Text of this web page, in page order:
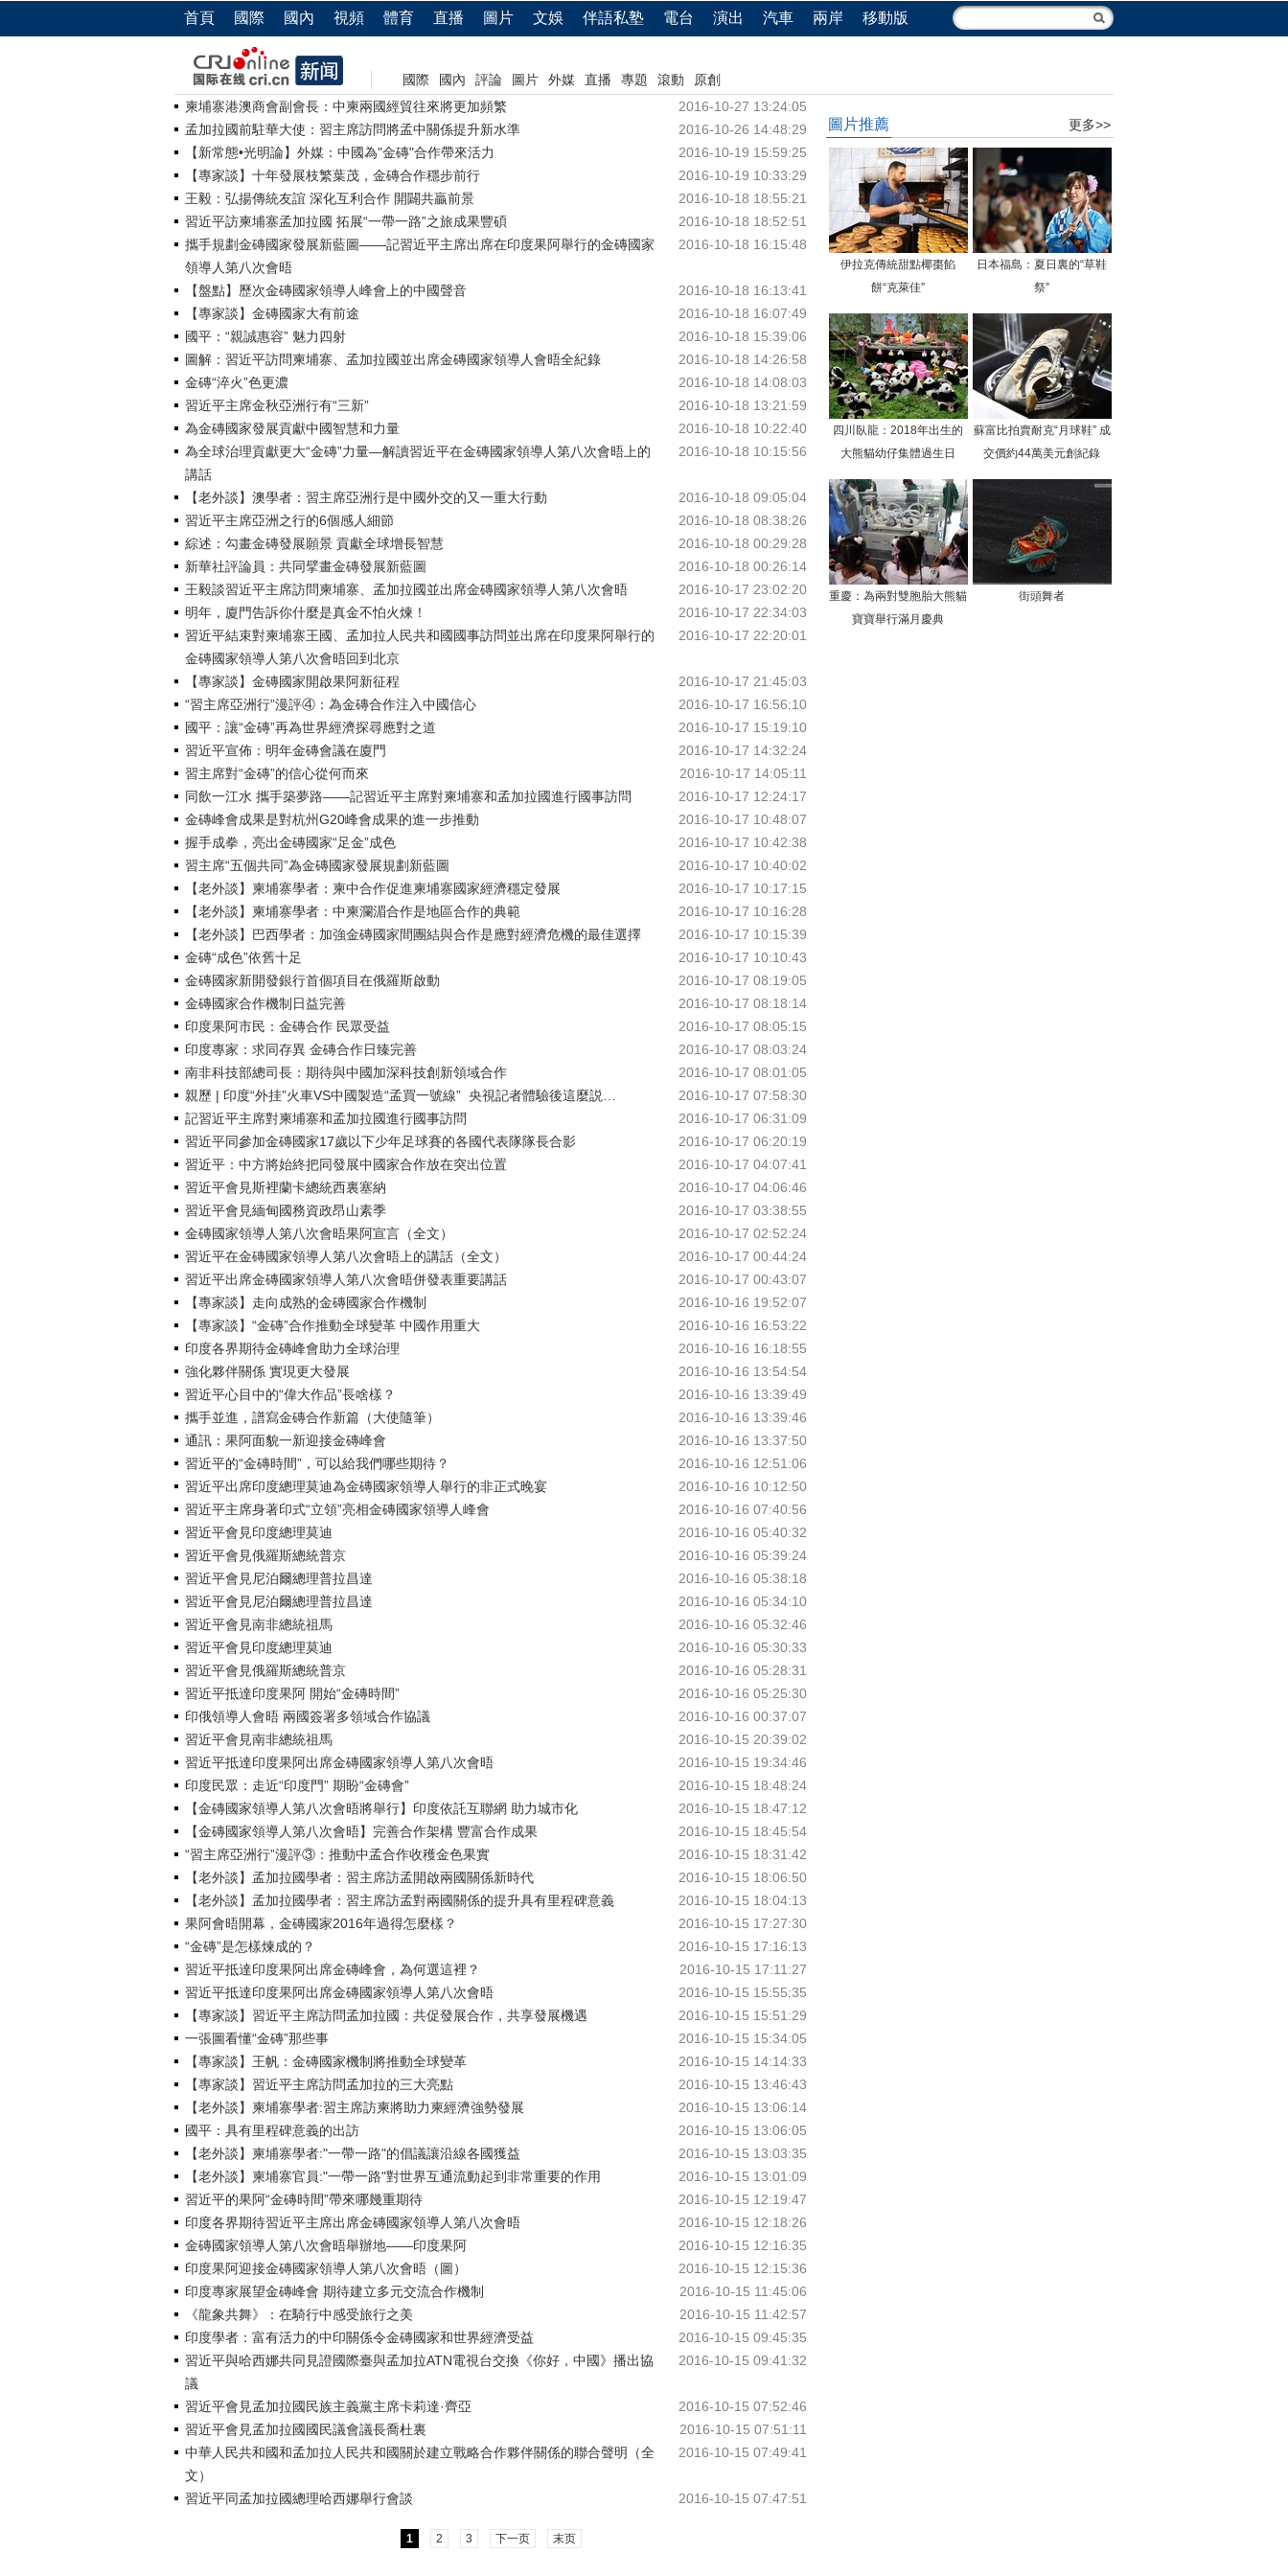
首頁 國際 國內 視頻 體育 直播 圖片 文娛 伴語私塾 電台 演出 汽車 兩岸 移動版
國際 國內 評論 圖片 外媒 直播 專題 滾動
原創
2016-10-27 13:24:05
柬埔寨港澳商會副會長：中柬兩國經貿往來將更加頻繁
2016-10-26 14:48:29
孟加拉國前駐華大使：習主席訪問將孟中關係提升新水準
2016-10-19 15:59:25
【新常態•光明論】外媒：中國為"金磚"合作帶來活力
2016-10-19 10:33:29
【專家談】十年發展枝繁葉茂，金磚合作穩步前行
2016-10-18 18:55:21
王毅：弘揚傳統友誼 深化互利合作 開闢共贏前景
2016-10-18 18:52:51
習近平訪柬埔寨孟加拉國 拓展“一帶一路”之旅成果豐碩
2016-10-18 16:15:48
攜手規劃金磚國家發展新藍圖——記習近平主席出席在印度果阿舉行的金磚國家
領導人第八次會晤
2016-10-18 16:13:41
【盤點】歷次金磚國家領導人峰會上的中國聲音
2016-10-18 16:07:49
【專家談】金磚國家大有前途
2016-10-18 15:39:06
國平：“親誠惠容” 魅力四射
2016-10-18 14:26:58
圖解：習近平訪問柬埔寨、孟加拉國並出席金磚國家領導人會晤全紀錄
2016-10-18 14:08:03
金磚“淬火”色更濃
2016-10-18 13:21:59
習近平主席金秋亞洲行有“三新”
2016-10-18 10:22:40
為金磚國家發展貢獻中國智慧和力量
2016-10-18 10:15:56
為全球治理貢獻更大“金磚”力量—解讀習近平在金磚國家領導人第八次會晤上的
講話
2016-10-18 09:05:04
【老外談】澳學者：習主席亞洲行是中國外交的又一重大行動
2016-10-18 08:38:26
習近平主席亞洲之行的6個感人細節
2016-10-18 00:29:28
綜述：勾畫金磚發展願景 貢獻全球增長智慧
2016-10-18 00:26:14
新華社評論員：共同擘畫金磚發展新藍圖
2016-10-17 23:02:20
王毅談習近平主席訪問柬埔寨、孟加拉國並出席金磚國家領導人第八次會晤
2016-10-17 22:34:03
明年，廈門告訴你什麼是真金不怕火煉！
2016-10-17 22:20:01
習近平結束對柬埔寨王國、孟加拉人民共和國國事訪問並出席在印度果阿舉行的
金磚國家領導人第八次會晤回到北京
2016-10-17 21:45:03
【專家談】金磚國家開啟果阿新征程
2016-10-17 16:56:10
“習主席亞洲行”漫評④：為金磚合作注入中國信心
2016-10-17 15:19:10
國平：讓“金磚”再為世界經濟探尋應對之道
2016-10-17 14:32:24
習近平宣佈：明年金磚會議在廈門
2016-10-17 14:05:11
習主席對“金磚”的信心從何而來
2016-10-17 12:24:17
同飲一江水 攜手築夢路——記習近平主席對柬埔寨和孟加拉國進行國事訪問
2016-10-17 10:48:07
金磚峰會成果是對杭州G20峰會成果的進一步推動
2016-10-17 10:42:38
握手成拳，亮出金磚國家“足金”成色
2016-10-17 10:40:02
習主席“五個共同”為金磚國家發展規劃新藍圖
2016-10-17 10:17:15
【老外談】柬埔寨學者：柬中合作促進柬埔寨國家經濟穩定發展
2016-10-17 10:16:28
【老外談】柬埔寨學者：中柬瀾湄合作是地區合作的典範
2016-10-17 10:15:39
【老外談】巴西學者：加強金磚國家間團結與合作是應對經濟危機的最佳選擇
2016-10-17 10:10:43
金磚“成色”依舊十足
2016-10-17 08:19:05
金磚國家新開發銀行首個項目在俄羅斯啟動
2016-10-17 08:18:14
金磚國家合作機制日益完善
2016-10-17 08:05:15
印度果阿市民：金磚合作 民眾受益
2016-10-17 08:03:24
印度專家：求同存異 金磚合作日臻完善
2016-10-17 08:01:05
南非科技部總司長：期待與中國加深科技創新領域合作
2016-10-17 07:58:30
親歷 | 印度“外挂”火車VS中國製造“孟買一號線”  央視記者體驗後這麼説…
2016-10-17 06:31:09
記習近平主席對柬埔寨和孟加拉國進行國事訪問
2016-10-17 06:20:19
習近平同參加金磚國家17歲以下少年足球賽的各國代表隊隊長合影
2016-10-17 04:07:41
習近平：中方將始終把同發展中國家合作放在突出位置
2016-10-17 04:06:46
習近平會見斯裡蘭卡總統西裏塞納
2016-10-17 03:38:55
習近平會見緬甸國務資政昂山素季
2016-10-17 02:52:24
金磚國家領導人第八次會晤果阿宣言（全文）
2016-10-17 00:44:24
習近平在金磚國家領導人第八次會晤上的講話（全文）
2016-10-17 00:43:07
習近平出席金磚國家領導人第八次會晤併發表重要講話
2016-10-16 19:52:07
【專家談】走向成熟的金磚國家合作機制
2016-10-16 16:53:22
【專家談】“金磚”合作推動全球變革 中國作用重大
2016-10-16 16:18:55
印度各界期待金磚峰會助力全球治理
2016-10-16 13:54:54
強化夥伴關係 實現更大發展
2016-10-16 13:39:49
習近平心目中的“偉大作品”長啥樣？
2016-10-16 13:39:46
攜手並進，譜寫金磚合作新篇（大使隨筆）
2016-10-16 13:37:50
通訊：果阿面貌一新迎接金磚峰會
2016-10-16 12:51:06
習近平的“金磚時間”，可以給我們哪些期待？
2016-10-16 10:12:50
習近平出席印度總理莫迪為金磚國家領導人舉行的非正式晚宴
2016-10-16 07:40:56
習近平主席身著印式“立領”亮相金磚國家領導人峰會
2016-10-16 05:40:32
習近平會見印度總理莫迪
2016-10-16 05:39:24
習近平會見俄羅斯總統普京
2016-10-16 05:38:18
習近平會見尼泊爾總理普拉昌達
2016-10-16 05:34:10
習近平會見尼泊爾總理普拉昌達
2016-10-16 05:32:46
習近平會見南非總統祖馬
2016-10-16 05:30:33
習近平會見印度總理莫迪
2016-10-16 05:28:31
習近平會見俄羅斯總統普京
2016-10-16 05:25:30
習近平抵達印度果阿 開始“金磚時間”
2016-10-16 00:37:07
印俄領導人會晤 兩國簽署多領域合作協議
2016-10-15 20:39:02
習近平會見南非總統祖馬
2016-10-15 19:34:46
習近平抵達印度果阿出席金磚國家領導人第八次會晤
2016-10-15 18:48:24
印度民眾：走近“印度門” 期盼“金磚會”
2016-10-15 18:47:12
【金磚國家領導人第八次會晤將舉行】印度依託互聯網 助力城市化
2016-10-15 18:45:54
【金磚國家領導人第八次會晤】完善合作架構 豐富合作成果
2016-10-15 18:31:42
“習主席亞洲行”漫評③：推動中孟合作收穫金色果實
2016-10-15 18:06:50
【老外談】孟加拉國學者：習主席訪孟開啟兩國關係新時代
2016-10-15 18:04:13
【老外談】孟加拉國學者：習主席訪孟對兩國關係的提升具有里程碑意義
2016-10-15 17:27:30
果阿會晤開幕，金磚國家2016年過得怎麼樣？
2016-10-15 17:16:13
“金磚”是怎樣煉成的？
2016-10-15 17:11:27
習近平抵達印度果阿出席金磚峰會，為何選這裡？
2016-10-15 15:55:35
習近平抵達印度果阿出席金磚國家領導人第八次會晤
2016-10-15 15:51:29
【專家談】習近平主席訪問孟加拉國：共促發展合作，共享發展機遇
2016-10-15 15:34:05
一張圖看懂“金磚”那些事
2016-10-15 14:14:33
【專家談】王帆：金磚國家機制將推動全球變革
2016-10-15 13:46:43
【專家談】習近平主席訪問孟加拉的三大亮點
2016-10-15 13:06:14
【老外談】柬埔寨學者:習主席訪柬將助力柬經濟強勢發展
2016-10-15 13:06:05
國平：具有里程碑意義的出訪
2016-10-15 13:03:35
【老外談】柬埔寨學者:"一帶一路"的倡議讓沿線各國獲益
2016-10-15 13:01:09
【老外談】柬埔寨官員:"一帶一路"對世界互通流動起到非常重要的作用
2016-10-15 12:19:47
習近平的果阿“金磚時間”帶來哪幾重期待
2016-10-15 12:18:26
印度各界期待習近平主席出席金磚國家領導人第八次會晤
2016-10-15 12:16:35
金磚國家領導人第八次會晤舉辦地——印度果阿
2016-10-15 12:15:36
印度果阿迎接金磚國家領導人第八次會晤（圖）
2016-10-15 11:45:06
印度專家展望金磚峰會 期待建立多元交流合作機制
2016-10-15 11:42:57
《龍象共舞》：在騎行中感受旅行之美
2016-10-15 09:45:35
印度學者：富有活力的中印關係令金磚國家和世界經濟受益
2016-10-15 09:41:32
習近平與哈西娜共同見證國際臺與孟加拉ATN電視台交換《你好，中國》播出協
議
2016-10-15 07:52:46
習近平會見孟加拉國民族主義黨主席卡莉達·齊亞
2016-10-15 07:51:11
習近平會見孟加拉國國民議會議長喬杜裏
2016-10-15 07:49:41
中華人民共和國和孟加拉人民共和國關於建立戰略合作夥伴關係的聯合聲明（全
文）
2016-10-15 07:47:51
習近平同孟加拉國總理哈西娜舉行會談
1 2 3 下一页 末页
圖片推薦 更多>>
伊拉克傳統甜點椰棗餡
餅“克萊佳”
日本福島：夏日裏的“草鞋
祭”
四川臥龍：2018年出生的
大熊貓幼仔集體過生日
蘇富比拍賣耐克“月球鞋” 成
交價約44萬美元創紀錄
重慶：為兩對雙胞胎大熊貓
寶寶舉行滿月慶典
街頭舞者